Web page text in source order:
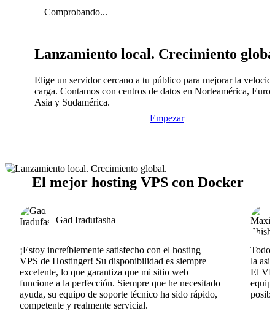
Comprobando...
Lanzamiento local. Crecimiento
Elige un servidor cercano a tu público para mejorar la
carga. Contamos con centros de datos en Norteamérica,
Asia y Sudamérica.
Empezar
El mejor hosting VPS con Docker
Gad Iradufasha
¡Estoy increíblemente satisfecho con el hosting
VPS de Hostinger! Su disponibilidad es siempre
excelente, lo que garantiza que mi sitio web
funcione a la perfección. Siempre que he necesitado
ayuda, su equipo de soporte técnico ha sido rápido,
competente y realmente servicial.
Todo
la
El